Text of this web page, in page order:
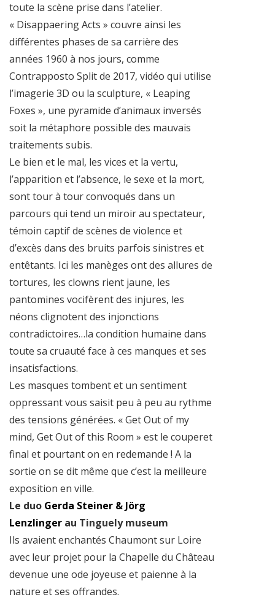
toute la scène prise dans l’atelier.
« Disappaering Acts » couvre ainsi les
différentes phases de sa carrière des
années 1960 à nos jours, comme
Contrapposto Split de 2017, vidéo qui utilise
l’imagerie 3D ou la sculpture, « Leaping
Foxes », une pyramide d’animaux inversés
soit la métaphore possible des mauvais
traitements subis.
Le bien et le mal, les vices et la vertu,
l’apparition et l’absence, le sexe et la mort,
sont tour à tour convoqués dans un
parcours qui tend un miroir au spectateur,
témoin captif de scènes de violence et
d’excès dans des bruits parfois sinistres et
entêtants. Ici les manèges ont des allures de
tortures, les clowns rient jaune, les
pantomines vocifèrent des injures, les
néons clignotent des injonctions
contradictoires…la condition humaine dans
toute sa cruauté face à ces manques et ses
insatisfactions.
Les masques tombent et un sentiment
oppressant vous saisit peu à peu au rythme
des tensions générées. « Get Out of my
mind, Get Out of this Room » est le couperet
final et pourtant on en redemande ! A la
sortie on se dit même que c’est la meilleure
exposition en ville.
Le duo Gerda Steiner & Jörg
Lenzlinger au Tinguely museum
Ils avaient enchantés Chaumont sur Loire
avec leur projet pour la Chapelle du Château
devenue une ode joyeuse et paienne à la
nature et ses offrandes.